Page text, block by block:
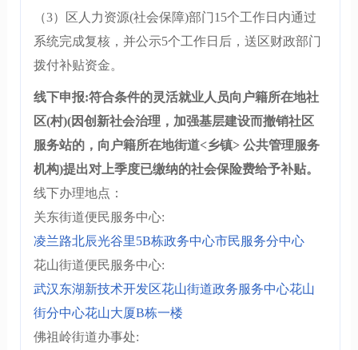
（3）区人力资源(社会保障)部门15个工作日内通过
系统完成复核，并公示5个工作日后，送区财政部门
拨付补贴资金。
线下申报:符合条件的灵活就业人员向户籍所在地社
区(村)(因创新社会治理，加强基层建设而撤销社区
服务站的，向户籍所在地街道<乡镇> 公共管理服务
机构)提出对上季度已缴纳的社会保险费给予补贴。
线下办理地点：
关东街道便民服务中心:
凌兰路北辰光谷里5B栋政务中心市民服务分中心
花山街道便民服务中心:
武汉东湖新技术开发区花山街道政务服务中心花山
街分中心花山大厦B栋一楼
佛祖岭街道办事处: